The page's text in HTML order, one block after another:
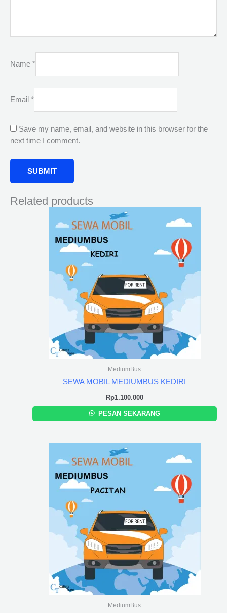
Name *
Email *
Save my name, email, and website in this browser for the
next time I comment.
Related products
MediumBus
SEWA MOBIL MEDIUMBUS KEDIRI
Rp1.100.000
PESAN SEKARANG
MediumBus